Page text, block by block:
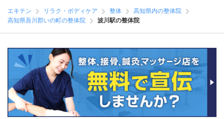
エキテン リラク・ボディケア 整体
高知県内の整体院
高知県吾川郡いの町の整体院
波川駅の整体院